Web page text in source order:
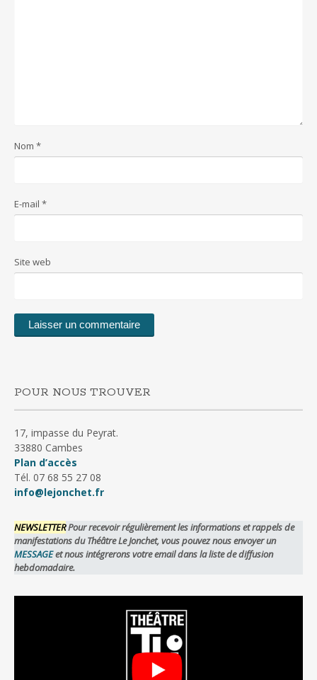
Nom *
E-mail *
Site web
POUR NOUS TROUVER
17, impasse du Peyrat.
33880 Cambes
Plan d’accès
Tél. 07 68 55 27 08
info@lejonchet.fr
NEWSLETTERPour recevoir régulièrement les informations et rappels de
manifestations du Théâtre Le Jonchet, vous pouvez nous envoyer un
MESSAGEet nous intégrerons votre email dans la liste de diffusion
hebdomadaire.